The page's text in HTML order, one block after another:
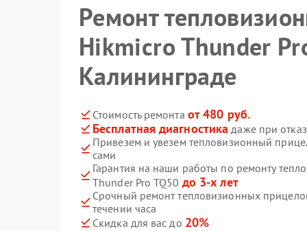
Ремонт
Hikmicro Thunder
Калининграде
Стоимость ремонта от 480 руб.
Бесплатная диагностика даже при
Привезем и увезем тепловизионный
сами
Гарантия на наши работы по ремонту
Thunder Pro TQ50 до 3-х лет
Срочный ремонт тепловизионных
течении часа
Скидка для вас до 20%